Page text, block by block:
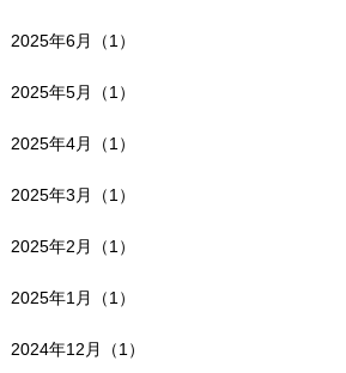
2025年6月（1）
2025年5月（1）
2025年4月（1）
2025年3月（1）
2025年2月（1）
2025年1月（1）
2024年12月（1）